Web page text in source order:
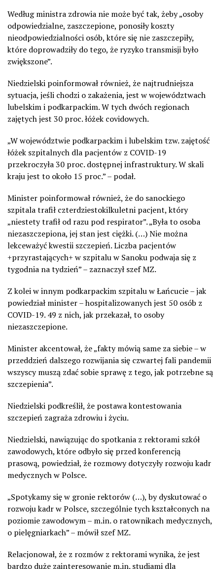
Według ministra zdrowia nie może być tak, żeby „osoby
odpowiedzialne, zaszczepione, ponosiły koszty
nieodpowiedzialności osób, które się nie zaszczepiły,
które doprowadziły do tego, że ryzyko transmisji było
zwiększone”.
Niedzielski poinformował również, że najtrudniejsza
sytuacja, jeśli chodzi o zakażenia, jest w województwach
lubelskim i podkarpackim. W tych dwóch regionach
zajętych jest 30 proc. łóżek covidowych.
„W województwie podkarpackim i lubelskim tzw. zajętość
łóżek szpitalnych dla pacjentów z COVID-19
przekroczyła 30 proc. dostępnej infrastruktury. W skali
kraju jest to około 15 proc.” – podał.
Minister poinformował również, że do sanockiego
szpitala trafił czterdziestokilkuletni pacjent, który
„niestety trafił od razu pod respirator”. „Była to osoba
niezaszczepiona, jej stan jest ciężki. (…) Nie można
lekceważyć kwestii szczepień. Liczba pacjentów
+przyrastających+ w szpitalu w Sanoku podwaja się z
tygodnia na tydzień” – zaznaczył szef MZ.
Z kolei w innym podkarpackim szpitalu w Łańcucie – jak
powiedział minister – hospitalizowanych jest 50 osób z
COVID-19. 49 z nich, jak przekazał, to osoby
niezaszczepione.
Minister akcentował, że „fakty mówią same za siebie – w
przeddzień dalszego rozwijania się czwartej fali pandemii
wszyscy muszą zdać sobie sprawę z tego, jak potrzebne są
szczepienia”.
Niedzielski podkreślił, że postawa kontestowania
szczepień zagraża zdrowiu i życiu.
Niedzielski, nawiązując do spotkania z rektorami szkół
zawodowych, które odbyło się przed konferencją
prasową, powiedział, że rozmowy dotyczyły rozwoju kadr
medycznych w Polsce.
„Spotykamy się w gronie rektorów (…), by dyskutować o
rozwoju kadr w Polsce, szczególnie tych kształconych na
poziomie zawodowym – m.in. o ratownikach medycznych,
o pielęgniarkach” – mówił szef MZ.
Relacjonował, że z rozmów z rektorami wynika, że jest
bardzo duże zainteresowanie m.in. studiami dla